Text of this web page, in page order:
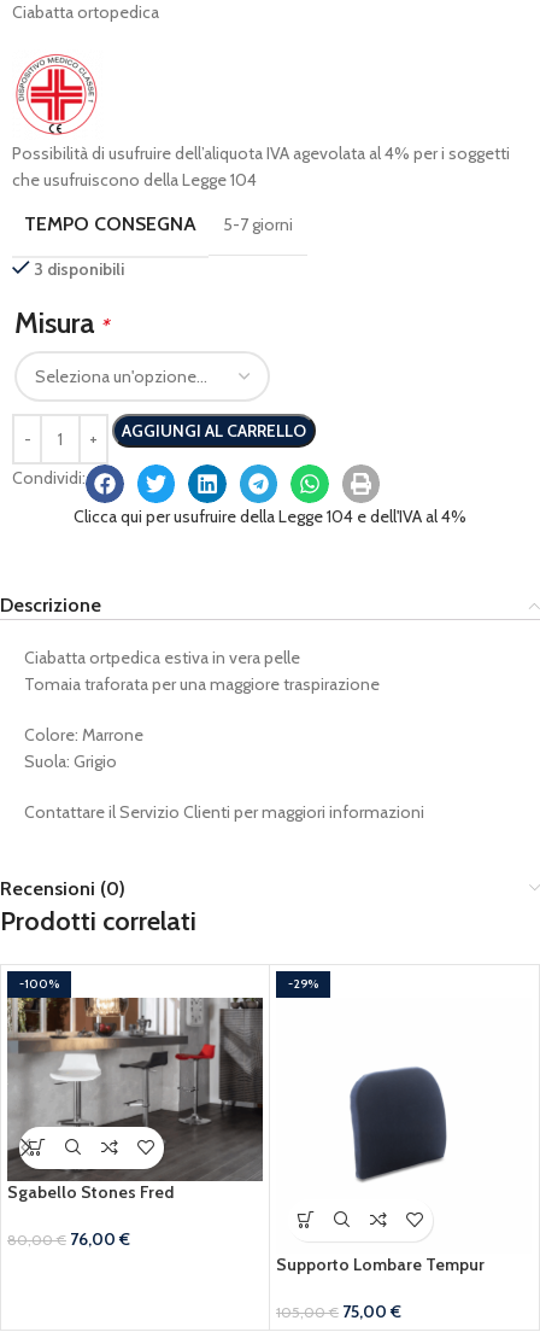
Ciabatta ortopedica
Possibilità di usufruire dell’aliquota IVA agevolata al 4% per i soggetti
che usufruiscono della Legge 104
TEMPO CONSEGNA 5-7 giorni
3 disponibili
Misura *
AGGIUNGI AL CARRELLO
Condividi:
Clicca qui per usufruire della Legge 104 e dell'IVA al 4%
Descrizione
Ciabatta ortpedica estiva in vera pelle
Tomaia traforata per una maggiore traspirazione
Colore: Marrone
Suola: Grigio
Contattare il Servizio Clienti per maggiori informazioni
Recensioni (0)
Prodotti correlati
-100%
Sgabello Stones Fred
80,00€ 76,00€
-29%
Supporto Lombare Tempur
105,00€ 75,00€